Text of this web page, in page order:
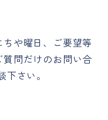
や曜日、ご要望等
問だけのお問い合
さい。